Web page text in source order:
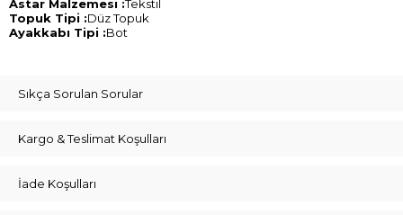
Astar Malzemesi :Tekstil
Topuk Tipi :Düz Topuk
Ayakkabı Tipi :Bot
Sıkça Sorulan Sorular
Kargo & Teslimat Koşulları
İade Koşulları